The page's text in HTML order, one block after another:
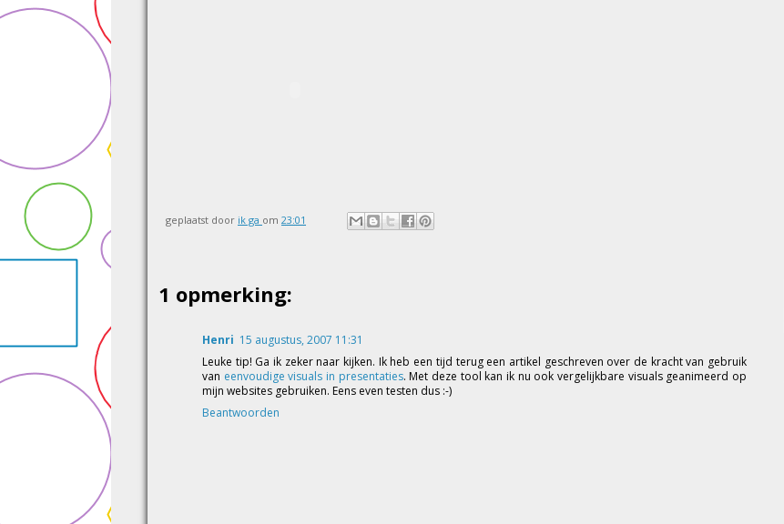
geplaatst door ik ga om 23:01
1 opmerking:
Henri 15 augustus, 2007 11:31
Leuke tip! Ga ik zeker naar kijken. Ik heb een tijd terug een artikel geschreven over de kracht van gebruik
van eenvoudige visuals in presentaties. Met deze tool kan ik nu ook vergelijkbare visuals geanimeerd op
mijn websites gebruiken. Eens even testen dus :-)
Beantwoorden